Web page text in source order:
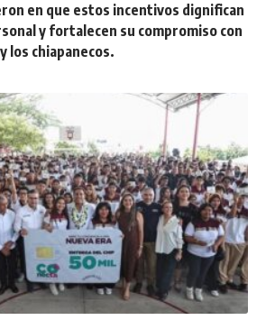
en que estos incentivos dignifican
y fortalecen su compromiso con
los chiapanecos.